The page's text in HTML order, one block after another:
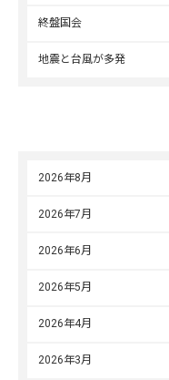
終盤国会
地震と台風が多発
2026年8月
2026年7月
2026年6月
2026年5月
2026年4月
2026年3月